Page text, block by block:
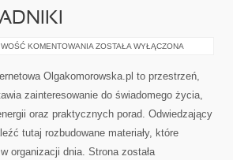
KOMENTOWANIA ŻYCIE
PORADNIKI
ZOSTAŁA WYŁĄCZONA
Olgakomorowska.pl to przestrzeń,
zainteresowanie do świadomego życia,
oraz praktycznych porad. Odwiedzający
tutaj rozbudowane materiały, które
organizacji dnia. Strona została